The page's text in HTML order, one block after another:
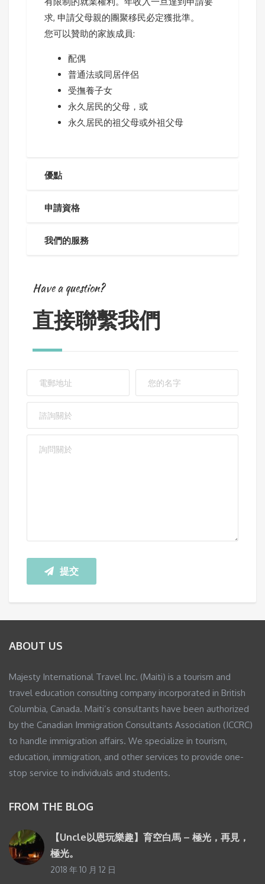
求, 申請父母親的團聚移民必定獲批準。
您可以贊助的家族成員:
配偶
普通法或同居伴侶
受撫養子女
永久居民的父母，或
永久居民的祖父母或外祖父母
優點
申請資格
我們的服務
Have a question?
直接聯繫我們
提交
ABOUT US
Majesty International Travel Inc. (Maiti) is a tourism and
travel education consulting company incorporated in British
Columbia, Canada. Maiti’s consultants have been authorized
by the Canadian Immigration Consultants Association (ICCRC)
to handle immigration affairs. We specialize in tourism,
education, immigration, and other services to provide one-
stop service to individuals and students.
FROM THE BLOG
【Uncle以恩玩樂趣】育空白馬 – 極光，再見，
極光。
2018 年 10 月 12 日